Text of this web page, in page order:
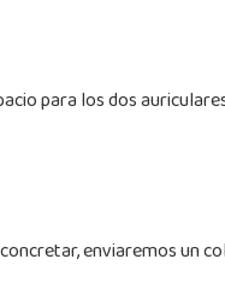
para los dos
enviaremos un